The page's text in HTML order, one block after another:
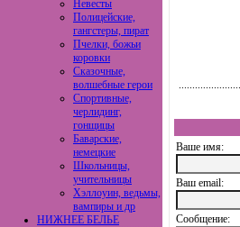
Невесты
Полицейские,
гангстеры, пират
Пчелки, божьи
коровки
Сказочные,
волшебные герои
Спортивные,
черлидинг,
гонщицы
Баварские,
немецкие
Школьницы,
учительницы
Хэллоуин, ведьмы,
вампиры и др
НИЖНЕЕ БЕЛЬЕ
Ваше имя:
Ваш еmail:
Сообщение: